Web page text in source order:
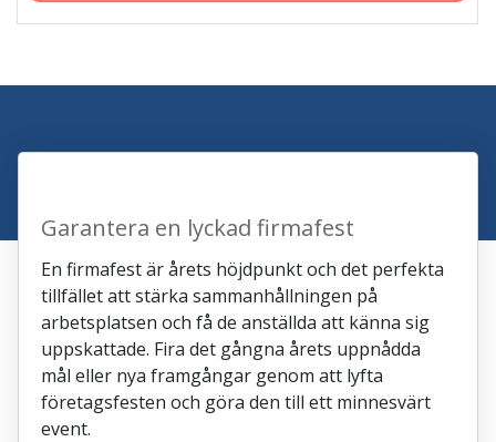
Garantera en lyckad firmafest
En firmafest är årets höjdpunkt och det perfekta
tillfället att stärka sammanhållningen på
arbetsplatsen och få de anställda att känna sig
uppskattade. Fira det gångna årets uppnådda
mål eller nya framgångar genom att lyfta
företagsfesten och göra den till ett minnesvärt
event.